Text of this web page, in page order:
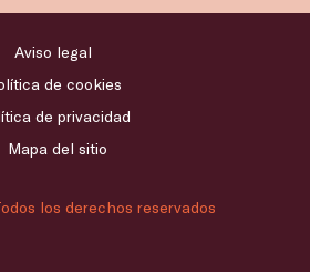
los derechos reservados
Aviso legal
de cookies
de privacidad
Mapa del sitio